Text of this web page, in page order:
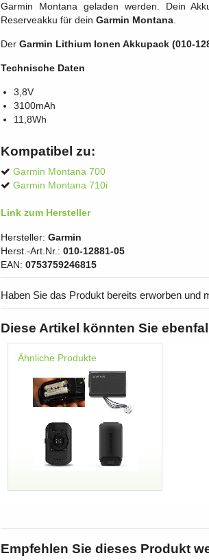
Garmin Montana geladen werden. Dein
Reserveakku für dein Garmin Montana
Der Garmin Lithium Ionen Akkupack (010-
Technische Daten
3,8V
3100mAh
11,8Wh
Kompatibel zu:
Garmin Montana 700
Garmin Montana 710i
Link zum Hersteller
Hersteller: Garmin
Herst.-Art.Nr.: 010-12881-05
EAN: 0753759246815
Haben Sie das Produkt bereits erworben und
Diese Artikel könnten Sie
Ähnliche Produkte
Empfehlen Sie dieses Produkt